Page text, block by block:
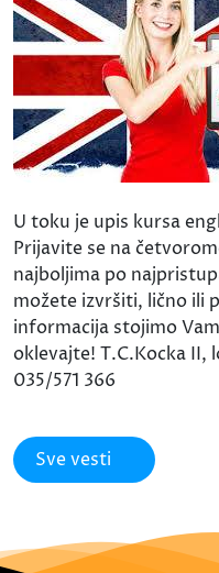
U toku je upis kursa
Prijavite se na
najboljima po
možete izvršiti, lično ili
informacija stojimo
oklevajte! T.C.Kocka II,
035/571 366
Sve vesti